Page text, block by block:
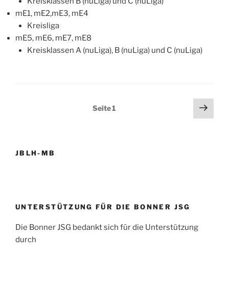
mE1, mE2,mE3, mE4
Kreisliga
mE5, mE6, mE7, mE8
Kreisklassen A (nuLiga), B (nuLiga) und C (nuLiga)
Seitennummerierung
Seite1
JBLH-MB
UNTERSTÜTZUNG FÜR DIE BONNER JSG
Die Bonner JSG bedankt sich für die Unterstützung
durch